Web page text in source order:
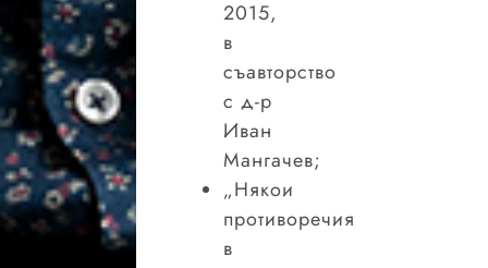
2015,
в
съавторство
с д-р
Иван
Мангачев;
„Някои
противоречия
в